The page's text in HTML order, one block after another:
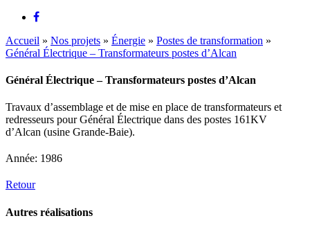
Accueil » Nos projets » Énergie » Postes de transformation »
Général Électrique – Transformateurs postes d’Alcan
Général Électrique – Transformateurs postes d’Alcan
Travaux d’assemblage et de mise en place de transformateurs et
redresseurs pour Général Électrique dans des postes 161KV
d’Alcan (usine Grande-Baie).
Année: 1986
Retour
Autres réalisations